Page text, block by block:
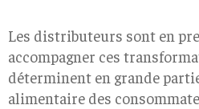
Les distributeurs sont en
accompagner ces
déterminent en grande
alimentaire des